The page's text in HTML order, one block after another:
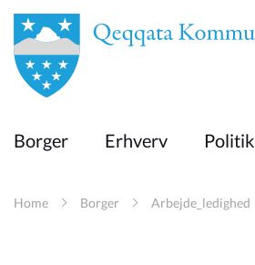
en
Borger
Erhverv
Borger Erhverv Politik
Home Borger Arbejde_ledighed